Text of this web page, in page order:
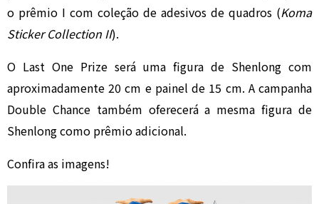
o prêmio I com coleção de adesivos de quadros (Koma
Sticker Collection II).
O Last One Prize será uma figura de Shenlong com
aproximadamente 20 cm e painel de 15 cm. A campanha
Double Chance também oferecerá a mesma figura de
Shenlong como prêmio adicional.
Confira as imagens!